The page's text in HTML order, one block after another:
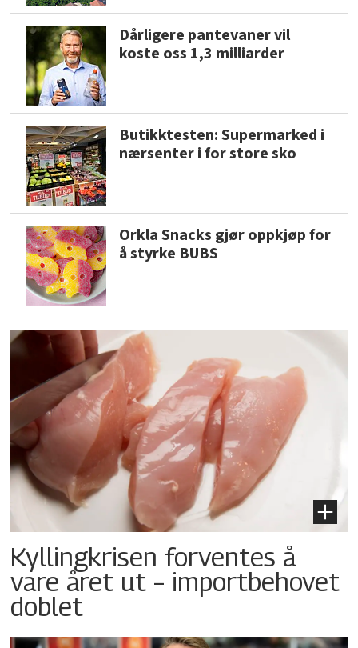
Dårligere pantevaner vil
koste oss 1,3 milliarder
Butikktesten: Supermarked i
nærsenter i for store sko
Orkla Snacks gjør oppkjøp for
å styrke BUBS
Kyllingkrisen forventes å
vare året ut – importbehovet
doblet